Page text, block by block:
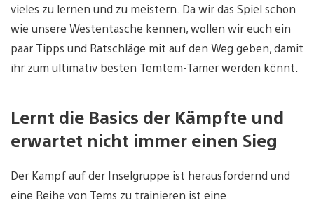
vieles zu lernen und zu meistern. Da wir das Spiel schon
wie unsere Westentasche kennen, wollen wir euch ein
paar Tipps und Ratschläge mit auf den Weg geben, damit
ihr zum ultimativ besten Temtem-Tamer werden könnt.
Lernt die Basics der Kämpfte und
erwartet nicht immer einen Sieg
Der Kampf auf der Inselgruppe ist herausfordernd und
eine Reihe von Tems zu trainieren ist eine